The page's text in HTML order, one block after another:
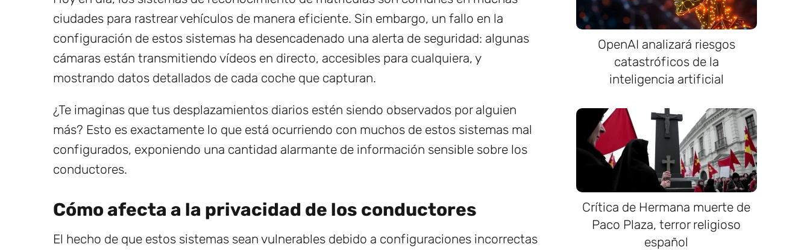
ciudades para rastrear vehículos de manera eficiente. Sin embargo, un fallo en la
configuración de estos sistemas ha desencadenado una alerta de seguridad: algunas
cámaras están transmitiendo vídeos en directo, accesibles para cualquiera, y
mostrando datos detallados de cada coche que capturan.
¿Te imaginas que tus desplazamientos diarios estén siendo observados por alguien
más? Esto es exactamente lo que está ocurriendo con muchos de estos sistemas mal
configurados, exponiendo una cantidad alarmante de información sensible sobre los
conductores.
Cómo afecta a la privacidad de los conductores
El hecho de que estos sistemas sean vulnerables debido a configuraciones incorrectas
OpenAI analizará riesgos
catastróficos de la
inteligencia artificial
Crítica de Hermana muerte de
Paco Plaza, terror religioso
español